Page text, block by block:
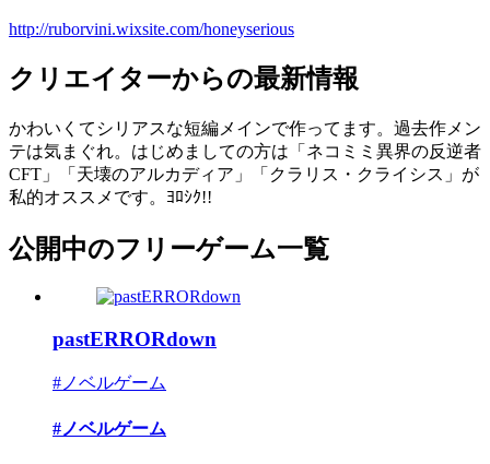
http://ruborvini.wixsite.com/honeyserious
クリエイターからの最新情報
かわいくてシリアスな短編メインで作ってます。過去作メン
テは気まぐれ。はじめましての方は「ネコミミ異界の反逆者
CFT」「天壊のアルカディア」「クラリス・クライシス」が
私的オススメです。ﾖﾛｼｸ!!
公開中のフリーゲーム一覧
pastERRORdown
#ノベルゲーム
#ノベルゲーム